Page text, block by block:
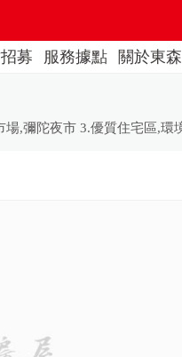
募 服務據點 關於東森